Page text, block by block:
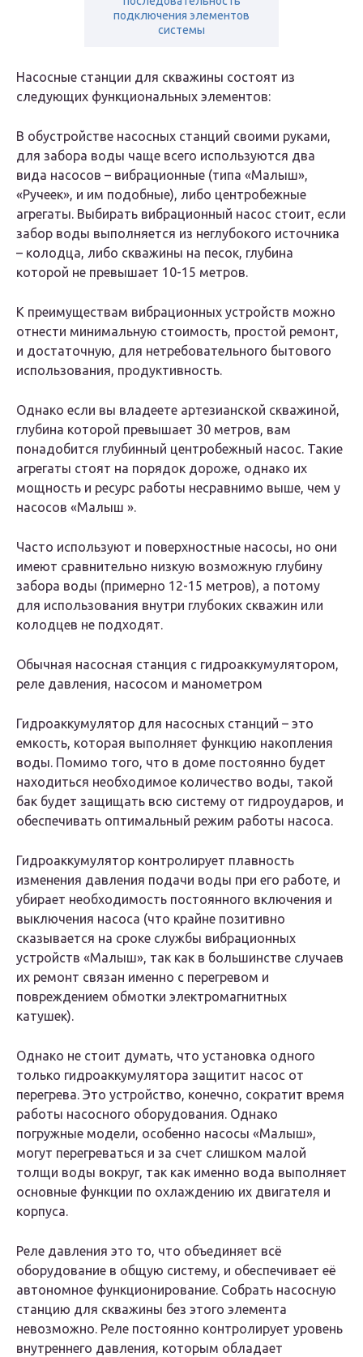
подключения элементов
системы
Насосные станции для скважины состоят из
следующих функциональных элементов:
В обустройстве насосных станций своими руками,
для забора воды чаще всего используются два
вида насосов – вибрационные (типа «Малыш»,
«Ручеек», и им подобные), либо центробежные
агрегаты. Выбирать вибрационный насос стоит, если
забор воды выполняется из неглубокого источника
– колодца, либо скважины на песок, глубина
которой не превышает 10-15 метров.
К преимуществам вибрационных устройств можно
отнести минимальную стоимость, простой ремонт,
и достаточную, для нетребовательного бытового
использования, продуктивность.
Однако если вы владеете артезианской скважиной,
глубина которой превышает 30 метров, вам
понадобится глубинный центробежный насос. Такие
агрегаты стоят на порядок дороже, однако их
мощность и ресурс работы несравнимо выше, чем у
насосов «Малыш ».
Часто используют и поверхностные насосы, но они
имеют сравнительно низкую возможную глубину
забора воды (примерно 12-15 метров), а потому
для использования внутри глубоких скважин или
колодцев не подходят.
Обычная насосная станция с гидроаккумулятором,
реле давления, насосом и манометром
Гидроаккумулятор для насосных станций – это
емкость, которая выполняет функцию накопления
воды. Помимо того, что в доме постоянно будет
находиться необходимое количество воды, такой
бак будет защищать всю систему от гидроударов, и
обеспечивать оптимальный режим работы насоса.
Гидроаккумулятор контролирует плавность
изменения давления подачи воды при его работе, и
убирает необходимость постоянного включения и
выключения насоса (что крайне позитивно
сказывается на сроке службы вибрационных
устройств «Малыш», так как в большинстве случаев
их ремонт связан именно с перегревом и
повреждением обмотки электромагнитных
катушек).
Однако не стоит думать, что установка одного
только гидроаккумулятора защитит насос от
перегрева. Это устройство, конечно, сократит время
работы насосного оборудования. Однако
погружные модели, особенно насосы «Малыш»,
могут перегреваться и за счет слишком малой
толщи воды вокруг, так как именно вода выполняет
основные функции по охлаждению их двигателя и
корпуса.
Реле давления это то, что объединяет всё
оборудование в общую систему, и обеспечивает её
автономное функционирование. Собрать насосную
станцию для скважины без этого элемента
невозможно. Реле постоянно контролирует уровень
внутреннего давления, которым обладает